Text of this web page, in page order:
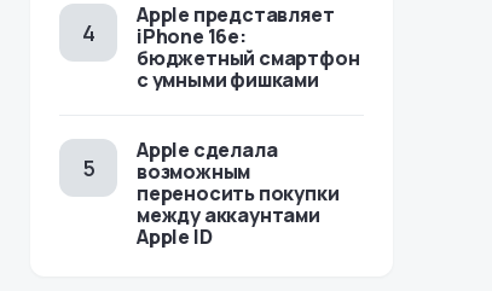
Apple представляет
iPhone 16e:
бюджетный смартфон
с умными фишками
Apple сделала
возможным
переносить покупки
между аккаунтами
Apple ID